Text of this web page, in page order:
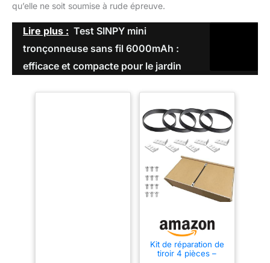
qu’elle ne soit soumise à rude épreuve.
Lire plus : Test SINPY mini
tronçonneuse sans fil 6000mAh :
efficace et compacte pour le jardin
Kit de réparation de
tiroir 4 pièces –